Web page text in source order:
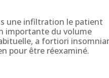
une infiltration le patient
importante du volume
a fortiori
pour être réexaminé.